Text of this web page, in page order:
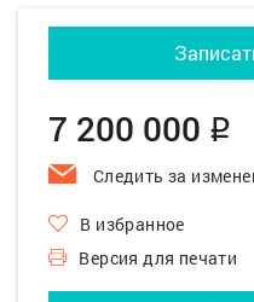
7 200 000 q
Следить за
В избранное
Версия для печати